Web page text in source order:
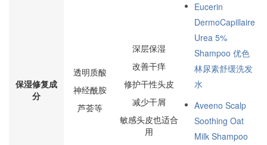
保湿修复成
分
透明质酸
神经酰胺
芦荟等
深层保湿
改善干痒
修护干性头皮
减少干屑
敏感头皮也适合
用
Eucerin
DermoCapillaire
Urea 5%
Shampoo 优色
林尿素舒缓洗发
水
Aveeno Scalp
Soothing Oat
Milk Shampoo